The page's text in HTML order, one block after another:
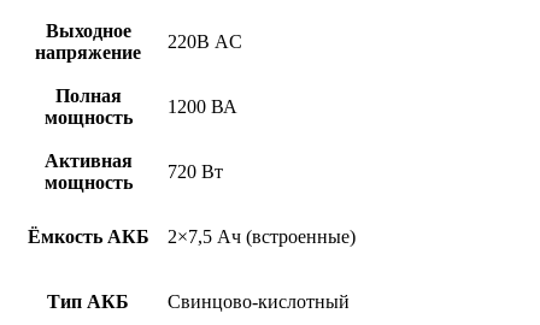
Выходное
напряжение
220В AC
Полная
мощность
1200 ВА
Активная
мощность
720 Вт
Ёмкость АКБ 2×7,5 Ач (встроенные)
Тип АКБ Свинцово-кислотный